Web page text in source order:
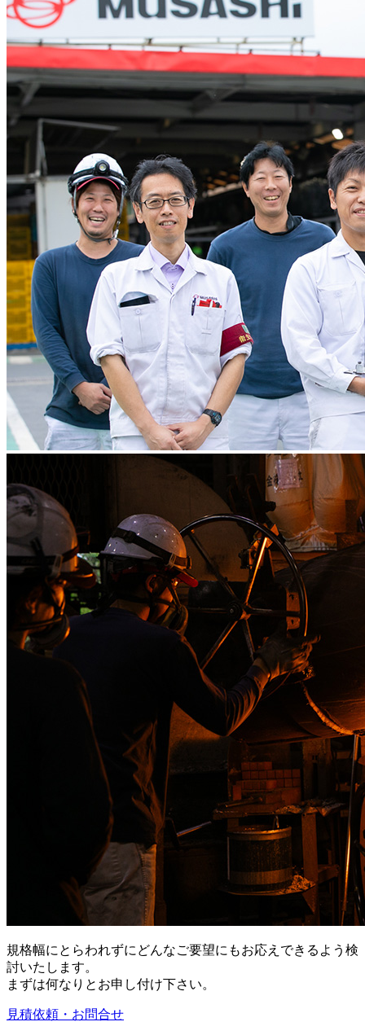
規格幅にとらわれずにどんなご要望にもお応えできるよう検
討いたします。
まずは何なりとお申し付け下さい。
見積依頼・お問合せ